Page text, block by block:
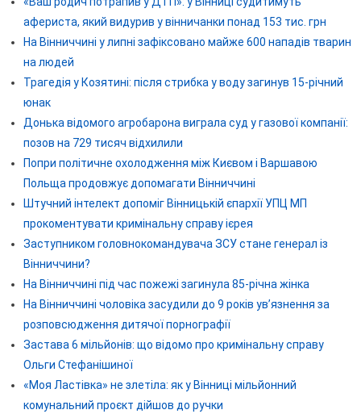
афериста, який видурив у вінничанки понад 153 тис. грн
На Вінниччині у липні зафіксовано майже 600 нападів тварин
на людей
Трагедія у Козятині: після стрибка у воду загинув 15-річний
юнак
Донька відомого агробарона виграла суд у газової компанії:
позов на 729 тисяч відхилили
Попри політичне охолодження між Києвом і Варшавою
Польща продовжує допомагати Вінниччині
Штучний інтелект допоміг Вінницькій єпархії УПЦ МП
прокоментувати кримінальну справу ієрея
Заступником головнокомандувача ЗСУ стане генерал із
Вінниччини?
На Вінниччині під час пожежі загинула 85-річна жінка
На Вінниччині чоловіка засудили до 9 років ув’язнення за
розповсюдження дитячої порнографії
Застава 6 мільйонів: що відомо про кримінальну справу
Ольги Стефанішиної
«Моя Ластівка» не злетіла: як у Вінниці мільйонний
комунальний проєкт дійшов до ручки